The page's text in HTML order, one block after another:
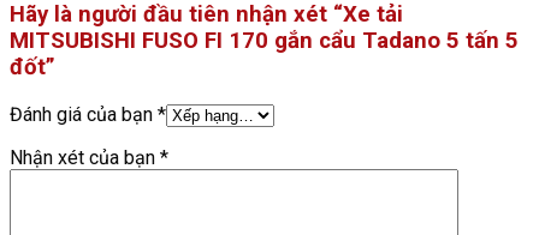
Hãy là người đầu tiên nhận xét “Xe tải
MITSUBISHI FUSO FI 170 gắn cẩu Tadano 5 tấn 5
đốt”
Đánh giá của bạn *
Nhận xét của bạn *